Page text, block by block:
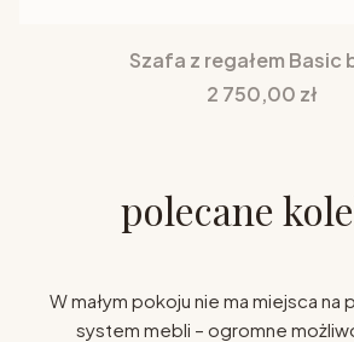
Szafa z regałem Basic
Cena
2 750,00 zł
polecane
W małym pokoju nie ma miejsca na
system mebli – ogromne